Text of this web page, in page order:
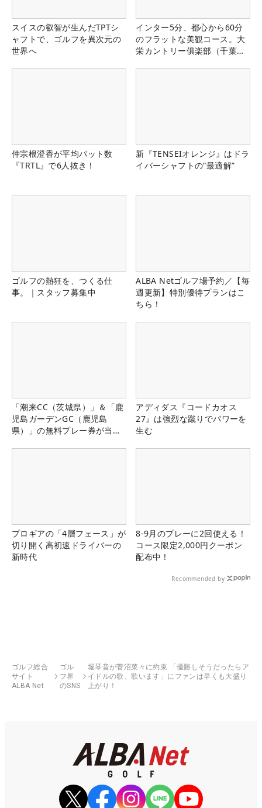
スイスの叡智が生んだTPTシ
ャフトで、ゴルフを異次元の
世界へ
インター5分、都心から60分
のフラットな美観コース。大
栄カントリー俱楽部（千葉
仲宗根澄香が平均パット数
『TRTL』で6人抜き！
新『TENSEIオレンジ』はドラ
イバーシャフトの“最適解”
ゴルフの熱狂を、つくる仕
事。｜スタッフ募集中
ALBA Netゴルフ場予約／【毎
週更新】特別優待プランはこ
ちら！
「潮来CC（茨城県）」＆「鹿
児島ガーデンGC（鹿児島
県）」の無料プレー券が当た
アディダス『コードカオス
27』は強烈な蹴りでパワーを
生む
プロギアの「4層フェース」が
切り開く高初速ドライバーの
新時代
8-9月のプレーに2回使える！
コース限定2,000円クーポン
配布中！
Recommended by
ゴルフ総合
サイト
ALBA Net
ゴル
フ界
のSNS
堀琴音が菅沼菜々に約束 「優勝しそうだったらア
イドルの歌、歌います」にファンは早くも大盛り
上がり！